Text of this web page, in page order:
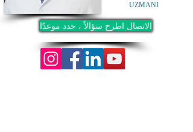
UZMANI
الاتصال اطرح سؤالاً ، حدد موعدًا